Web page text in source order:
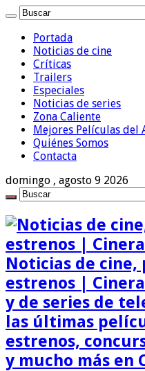
Portada
Noticias de cine
Críticas
Trailers
Especiales
Noticias de series
Zona Caliente
Mejores Películas del
Quiénes Somos
Contacta
domingo , agosto 9 2026
Noticias de cine,
estrenos |
y de series de
las últimas
estrenos,
y mucho más en